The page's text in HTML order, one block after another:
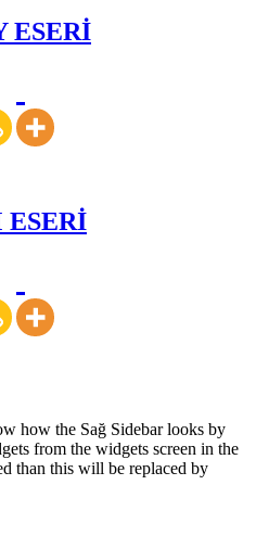
ESERİ
ESERİ
how the Sağ Sidebar looks by
from the widgets screen in the
than this will be replaced by